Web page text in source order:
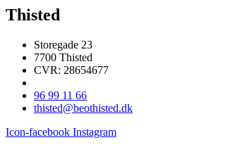
Thisted
Storegade 23
7700 Thisted
CVR: 28654677
96 99 11 66
thisted@beothisted.dk
Icon-facebook Instagram